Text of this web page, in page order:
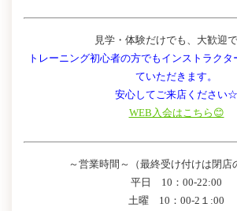
見学・体験だけでも、大歓迎で
トレーニング初心者の方でもインストラク
ていただきます。
安心してご来店ください☆
WEB入会はこちら😊
～営業時間～（最終受け付けは閉店
平日 10：00-22:00
土曜 10：00-2１:00